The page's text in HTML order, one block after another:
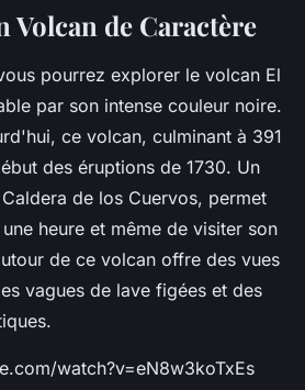
Volcan de Caractère
pourrez explorer le volcan El
par son intense couleur noire.
ce volcan, culminant à 391
des éruptions de 1730. Un
de los Cuervos, permet
heure et même de visiter son
de ce volcan offre des vues
vagues de lave figées et des
watch?v=eN8w3koTxEs